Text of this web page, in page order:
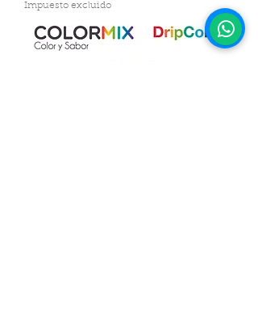
Impuesto excluido